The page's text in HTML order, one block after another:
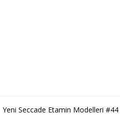
Yeni Seccade Etamin Modelleri #44